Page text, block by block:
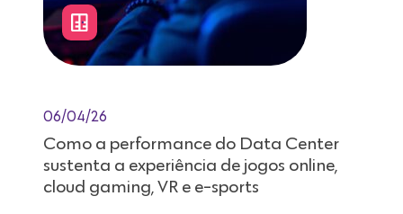
06/04/26
Como a performance do Data Center
sustenta a experiência de jogos online,
cloud gaming, VR e e-sports